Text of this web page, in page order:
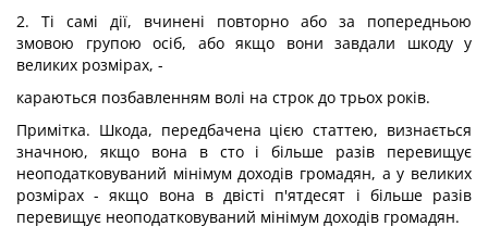
2. Ті самі дії, вчинені повторно або за попередньою
змовою групою осіб, або якщо вони завдали шкоду у
великих розмірах, -
караються позбавленням волі на строк до трьох років.
Примітка. Шкода, передбачена цією статтею, визнається
значною, якщо вона в сто і більше разів перевищує
неоподатковуваний мінімум доходів громадян, а у великих
розмірах - якщо вона в двісті п'ятдесят і більше разів
перевищує неоподатковуваний мінімум доходів громадян.